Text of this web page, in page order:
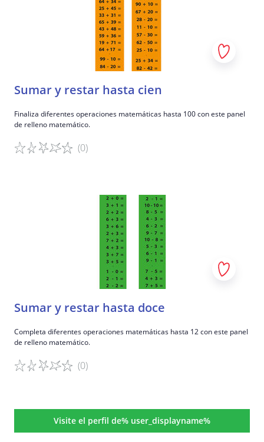
Sumar y restar hasta cien
Finaliza diferentes operaciones matemáticas hasta 100 con este panel
de relleno matemático.
(0)
Sumar y restar hasta doce
Completa diferentes operaciones matemáticas hasta 12 con este panel
de relleno matemático.
(0)
Visite el perfil de% user_displayname%